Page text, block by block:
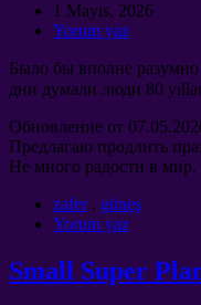
1 Mayıs, 2026
Yorum yaz
Было бы вполне
дни думали люди 80
Обновление от
Предлагаю продлить
Не много радости в мир.
zafer. güneş
Yorum yaz
Small Super